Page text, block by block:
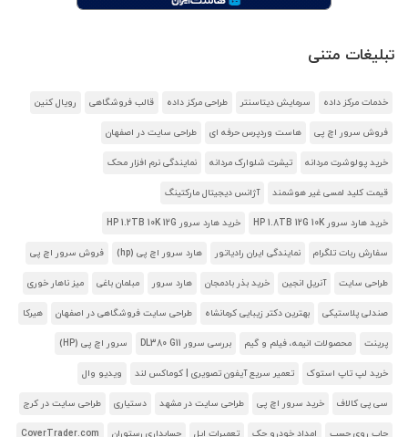
تبلیغات متنی
خدمات مرکز داده سرمایش دیتاسنتر طراحی مرکز داده قالب فروشگاهی رویال کنین
فروش سرور اچ پی هاست وردپرس حرفه ای طراحی سایت در اصفهان
خرید پولوشرت مردانه تیشرت شلوارک مردانه نمایندگی نرم افزار محک
قیمت کلید لمسی غیر هوشمند آژانس دیجیتال مارکتینگ
خرید هارد سرور HP 1.8TB 12G 10K خرید هارد سرور HP 1.2TB 10K 12G
سفارش ربات تلگرام نمایندگی ایران رادیاتور هارد سرور اچ پی (hp) فروش سرور اچ پی
طراحی سایت آنریل انجین خرید بذر بادمجان هارد سرور مبلمان باغی میز ناهار خوری
صندلی پلاستیکی بهترین دکتر زیبایی کرمانشاه طراحی سایت فروشگاهی در اصفهان هیرکا
پرینت محصولات انیمه، فیلم و گیم بررسی سرور DL380 G11 سرور اچ پی (HP)
خرید لپ تاپ استوک تعمیر سریع آیفون تصویری | کوماکس لند ویدیو وال
سی پی کالاف خرید سرور اچ پی طراحی سایت در مشهد دستیاری طراحی سایت در کرج
چاپ روی چسب امداد خودرو جک تعمیرات اپل حسابداری رستوران CoverTrader.com